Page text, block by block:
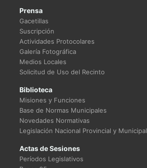
Prensa
Gacetillas
Suscripción
Actividades Protocolares
Galería Fotográfica
Medios Locales
Solicitud de Uso del Recinto
Biblioteca
Misiones y Funciones
Base de Normas Municipales
Novedades Normativas
Legislación Nacional Provincial y Municipal
Actas de Sesiones
Períodos Legislativos